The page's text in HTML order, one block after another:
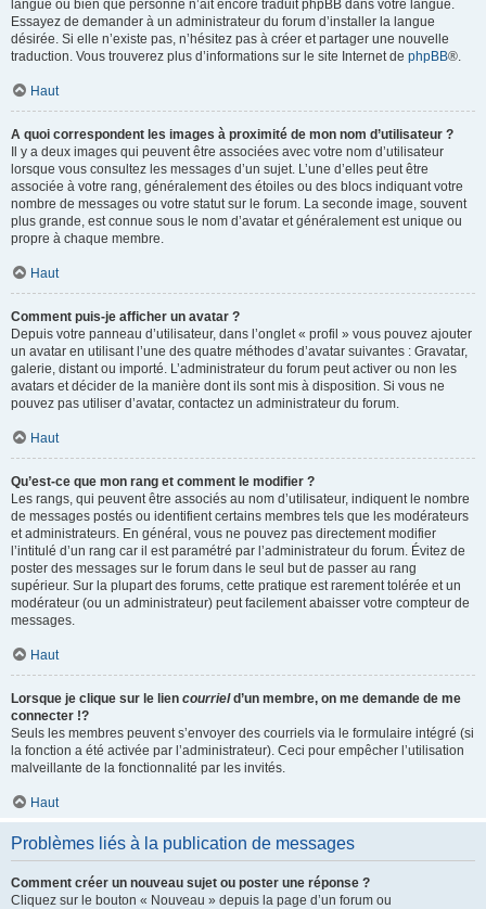
langue ou bien que personne n’ait encore traduit phpBB dans votre langue.
Essayez de demander à un administrateur du forum d’installer la langue
désirée. Si elle n’existe pas, n’hésitez pas à créer et partager une nouvelle
traduction. Vous trouverez plus d’informations sur le site Internet de phpBB®.
Haut
A quoi correspondent les images à proximité de mon nom d’utilisateur ?
Il y a deux images qui peuvent être associées avec votre nom d’utilisateur
lorsque vous consultez les messages d’un sujet. L’une d’elles peut être
associée à votre rang, généralement des étoiles ou des blocs indiquant votre
nombre de messages ou votre statut sur le forum. La seconde image, souvent
plus grande, est connue sous le nom d’avatar et généralement est unique ou
propre à chaque membre.
Haut
Comment puis-je afficher un avatar ?
Depuis votre panneau d’utilisateur, dans l’onglet « profil » vous pouvez ajouter
un avatar en utilisant l’une des quatre méthodes d’avatar suivantes : Gravatar,
galerie, distant ou importé. L’administrateur du forum peut activer ou non les
avatars et décider de la manière dont ils sont mis à disposition. Si vous ne
pouvez pas utiliser d’avatar, contactez un administrateur du forum.
Haut
Qu’est-ce que mon rang et comment le modifier ?
Les rangs, qui peuvent être associés au nom d’utilisateur, indiquent le nombre
de messages postés ou identifient certains membres tels que les modérateurs
et administrateurs. En général, vous ne pouvez pas directement modifier
l’intitulé d’un rang car il est paramétré par l’administrateur du forum. Évitez de
poster des messages sur le forum dans le seul but de passer au rang
supérieur. Sur la plupart des forums, cette pratique est rarement tolérée et un
modérateur (ou un administrateur) peut facilement abaisser votre compteur de
messages.
Haut
Lorsque je clique sur le lien courrield’un membre, on me demande de me
connecter !?
Seuls les membres peuvent s’envoyer des courriels via le formulaire intégré (si
la fonction a été activée par l’administrateur). Ceci pour empêcher l’utilisation
malveillante de la fonctionnalité par les invités.
Haut
Problèmes liés à la publication de messages
Comment créer un nouveau sujet ou poster une réponse ?
Cliquez sur le bouton « Nouveau » depuis la page d’un forum ou